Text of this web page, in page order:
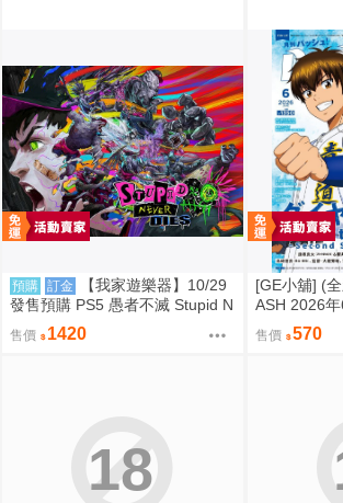
預購 訂金
【我家遊樂器】10/29
發售預購 PS5 愚者不滅 Stupid N
ever Dies 日版
售價 1420
[GE小舖] (
ASH 2026
賽馬娘 神之
售價 570
18